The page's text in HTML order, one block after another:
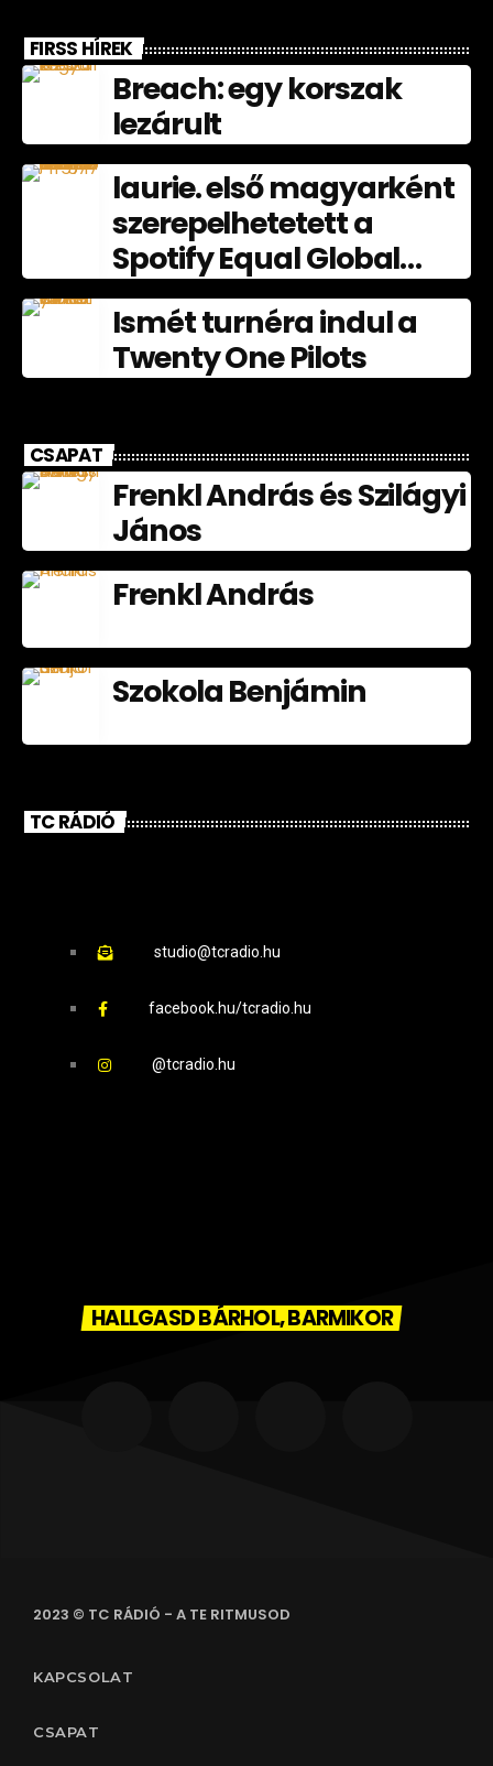
FIRSS HÍREK
Breach: egy korszak
lezárult
laurie. első magyarként
szerepelhetetett a
Spotify Equal Global
nagyköveteként
júliusban
Ismét turnéra indul a
Twenty One Pilots
CSAPAT
Frenkl András és Szilágyi
János
Frenkl András
Szokola Benjámin
TC RÁDIÓ
studio@tcradio.hu
facebook.hu/tcradio.hu
@tcradio.hu
HALLGASD BÁRHOL, BARMIKOR
2023 © TC RÁDIÓ - A TE RITMUSOD
KAPCSOLAT
CSAPAT